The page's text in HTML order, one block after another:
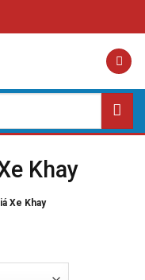
Khay
Xe Khay